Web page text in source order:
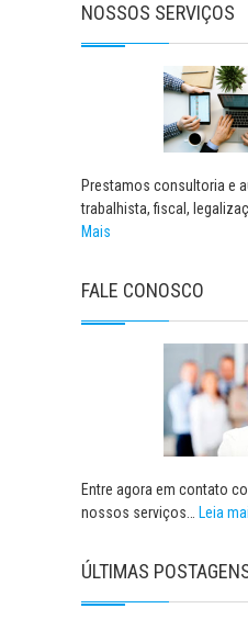
NOSSOS SERVIÇOS
Prestamos consultoria e
trabalhista, fiscal,
Mais
FALE CONOSCO
Entre agora em contato
nossos serviços… Leia
ÚLTIMAS